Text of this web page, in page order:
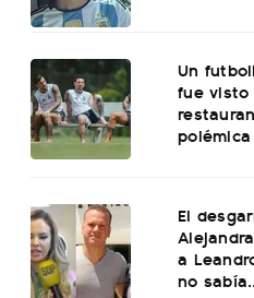
Un
fue visto
El
a
no